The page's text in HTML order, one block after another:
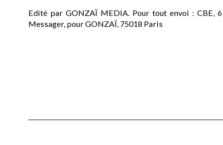
Edité par GONZAÏ MEDIA. Pour tout envoi : CBE,
Messager, pour GONZAÏ, 75018 Paris